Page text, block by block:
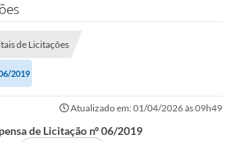
de Licitações
2019
Atualizado em: 01/04/2026 às 09h49
de Licitação nº 06/2019